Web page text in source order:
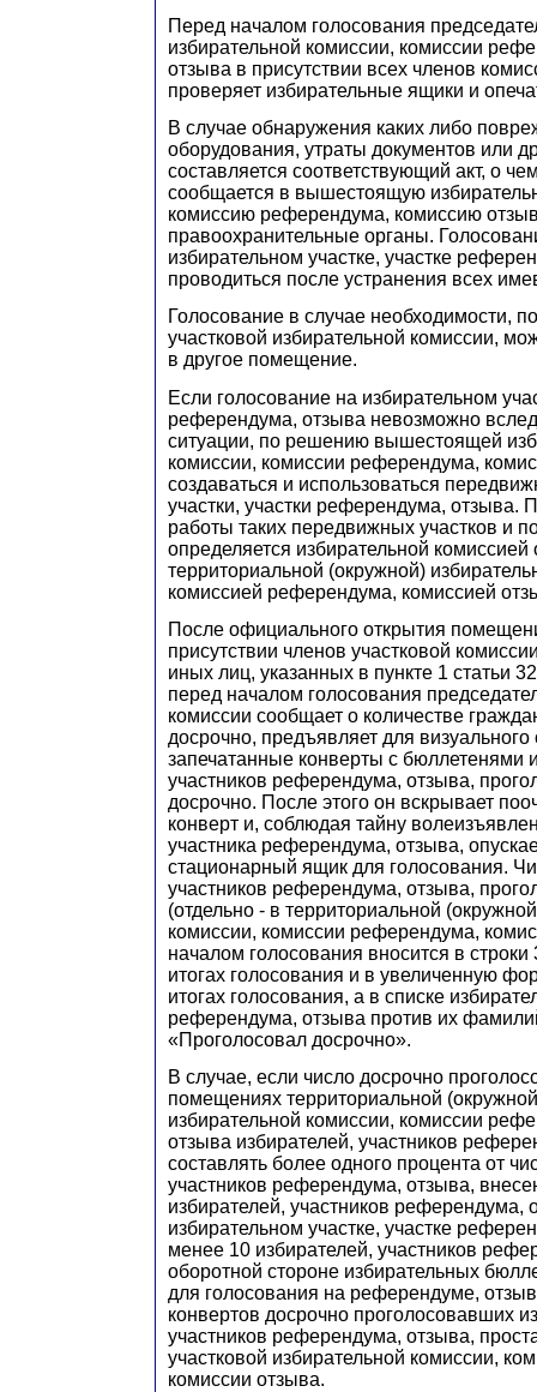
Перед началом голосования
избирательной комиссии, комиссии
отзыва в присутствии всех членов
проверяет избирательные ящики и
В случае обнаружения каких либо
оборудования, утраты документов или
составляется соответствующий акт, о
сообщается в вышестоящую
комиссию референдума, комиссию
правоохранительные органы.
избирательном участке, участке
проводиться после устранения всех
Голосование в случае необходимости,
участковой избирательной комиссии,
в другое помещение.
Если голосование на избирательном
референдума, отзыва невозможно
ситуации, по решению вышестоящей
комиссии, комиссии референдума,
создаваться и использоваться
участки, участки референдума, отзыва.
работы таких передвижных участков и
определяется избирательной комиссией
территориальной (окружной)
комиссией референдума, комиссией
После официального открытия
присутствии членов участковой
иных лиц, указанных в пункте 1 статьи
перед началом голосования
комиссии сообщает о количестве
досрочно, предъявляет для
запечатанные конверты с бюллетенями
участников референдума, отзыва,
досрочно. После этого он вскрывает
конверт и, соблюдая тайну
участника референдума, отзыва,
стационарный ящик для голосования.
участников референдума, отзыва,
(отдельно - в территориальной
комиссии, комиссии референдума,
началом голосования вносится в строки
итогах голосования и в увеличенную
итогах голосования, а в списке
референдума, отзыва против их
«Проголосовал досрочно».
В случае, если число досрочно
помещениях территориальной
избирательной комиссии, комиссии
отзыва избирателей, участников
составлять более одного процента от
участников референдума, отзыва,
избирателей, участников референдума,
избирательном участке, участке
менее 10 избирателей, участников
оборотной стороне избирательных
для голосования на референдуме,
конвертов досрочно проголосовавших
участников референдума, отзыва,
участковой избирательной комиссии,
комиссии отзыва.